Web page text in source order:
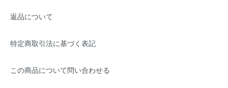
返品について
特定商取引法に基づく表記
この商品について問い合わせる